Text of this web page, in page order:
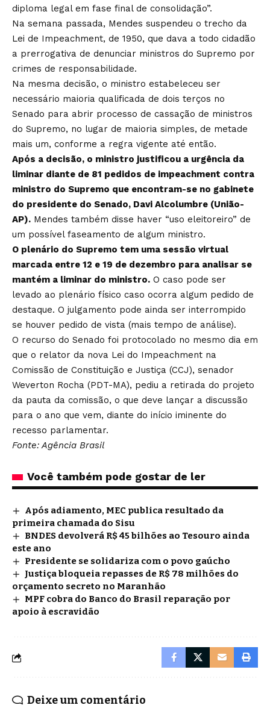
diploma legal em fase final de consolidação”.
Na semana passada, Mendes suspendeu o trecho da
Lei de Impeachment, de 1950, que dava a todo cidadão
a prerrogativa de denunciar ministros do Supremo por
crimes de responsabilidade.
Na mesma decisão, o ministro estabeleceu ser
necessário maioria qualificada de dois terços no
Senado para abrir processo de cassação de ministros
do Supremo, no lugar de maioria simples, de metade
mais um, conforme a regra vigente até então.
Após a decisão, o ministro justificou a urgência da
liminar diante de 81 pedidos de impeachment contra
ministro do Supremo que encontram-se no gabinete
do presidente do Senado, Davi Alcolumbre (União-
AP). Mendes também disse haver “uso eleitoreiro” de
um possível faseamento de algum ministro.
O plenário do Supremo tem uma sessão virtual
marcada entre 12 e 19 de dezembro para analisar se
mantém a liminar do ministro. O caso pode ser
levado ao plenário físico caso ocorra algum pedido de
destaque. O julgamento pode ainda ser interrompido
se houver pedido de vista (mais tempo de análise).
O recurso do Senado foi protocolado no mesmo dia em
que o relator da nova Lei do Impeachment na
Comissão de Constituição e Justiça (CCJ), senador
Weverton Rocha (PDT-MA), pediu a retirada do projeto
da pauta da comissão, o que deve lançar a discussão
para o ano que vem, diante do início iminente do
recesso parlamentar.
Fonte: Agência Brasil
Você também pode gostar de ler
Após adiamento, MEC publica resultado da
primeira chamada do Sisu
BNDES devolverá R$ 45 bilhões ao Tesouro ainda
este ano
Presidente se solidariza com o povo gaúcho
Justiça bloqueia repasses de R$ 78 milhões do
orçamento secreto no Maranhão
MPF cobra do Banco do Brasil reparação por
apoio à escravidão
Deixe um comentário